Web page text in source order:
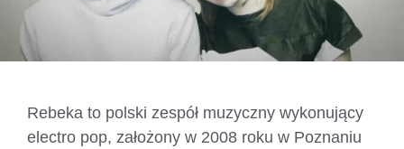
Rebeka to polski zespół muzyczny wykonujący
electro pop, założony w 2008 roku w Poznaniu